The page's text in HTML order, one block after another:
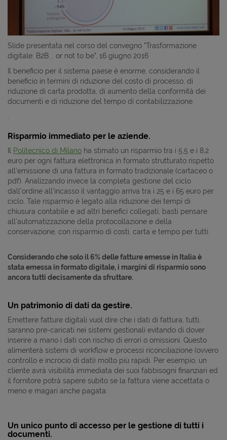
Slide presentata nel corso del convegno "Trasformazione
digitale: B2B .. or not to be", 16 giugno 2016
Il beneficio per il sistema paese è enorme, considerando il
beneficio in termini di riduzione del costo di processo, di
riduzione di carta prodotta, di aumento della conformità dei
documenti e di riduzione del tempo di contabilizzazione.
Risparmio immediato per le aziende.
Politecnico di Milano ha stimato un risparmio tra i 5,5 e i 8,2
euro per ogni fattura elettronica in formato strutturato rispetto
all’emissione di una fattura in formato tradizionale (cartaceo o
pdf). Analizzando invece la completa gestione del ciclo
dall’ordine all’incasso il vantaggio arriva tra i 25 e i 65 euro per
ciclo. Tale risparmio è legato alla riduzione dei tempi di
chiusura contabile e ad altri benefici collegati, basti pensare
all’automatizzazione della protocollazione e della
conservazione, con risparmio di costi, carta e tempo per tutti.
Considerando che solo il 6% delle fatture emesse in Italia è
stata emessa in formato digitale, i margini di risparmio sono
ancora tutti decisamente da sfruttare.
Un patrimonio di dati da gestire.
Emettere fatture digitali vuol dire che i dati di fattura, tutti,
saranno pre-caricati nei sistemi gestionali evitando di dover
inserire a mano i dati con rischio di errori o omissioni. Questo
alimenterà sistemi di workflow e processi riconciliazione (ovvero
controllo e incrocio di dati) molto più rapidi. Per esempio, un
cliente avrà visibilità immediata dei suoi fabbisogni finanziari ed
il fornitore potrà sapere subito se la fattura viene accettata o
meno e magari anche pagata.
Un unico punto di accesso per le gestione di tutti i
documenti.